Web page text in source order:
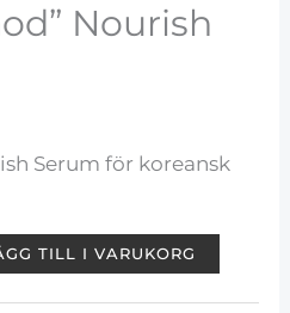
Nourish
Serum för koreansk
TILL I VARUKORG